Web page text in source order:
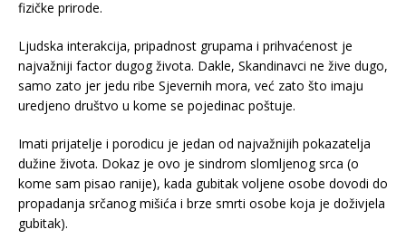
fizičke prirode.
Ljudska interakcija, pripadnost grupama i prihvaćenost je
najvažniji factor dugog života. Dakle, Skandinavci ne žive dugo,
samo zato jer jedu ribe Sjevernih mora, već zato što imaju
uredjeno društvo u kome se pojedinac poštuje.
Imati prijatelje i porodicu je jedan od najvažnijih pokazatelja
dužine života. Dokaz je ovo je sindrom slomljenog srca (o
kome sam pisao ranije), kada gubitak voljene osobe dovodi do
propadanja srčanog mišića i brze smrti osobe koja je doživjela
gubitak).